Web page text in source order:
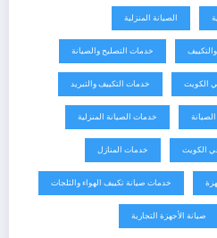
الصيانة المنزلية
خدمات التصليح والصيانة
الكويت خدمات التكييف والتبريد
خدمات الصيانة المنزلية
الكويت خدمات المنازل
خدمات صيانة تكييف الهواء والثلجات
صيانة الأجهزة التجارية